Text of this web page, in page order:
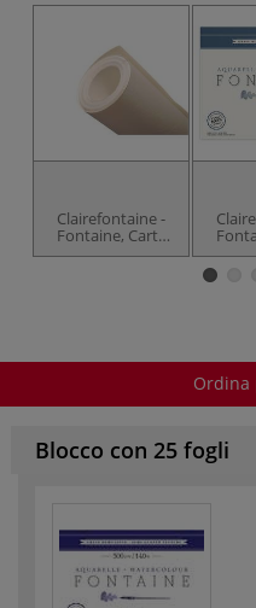
Clairefontaine -
Fontaine, Carta
per acquerello in per
Ordina
Blocco con 25 fogli